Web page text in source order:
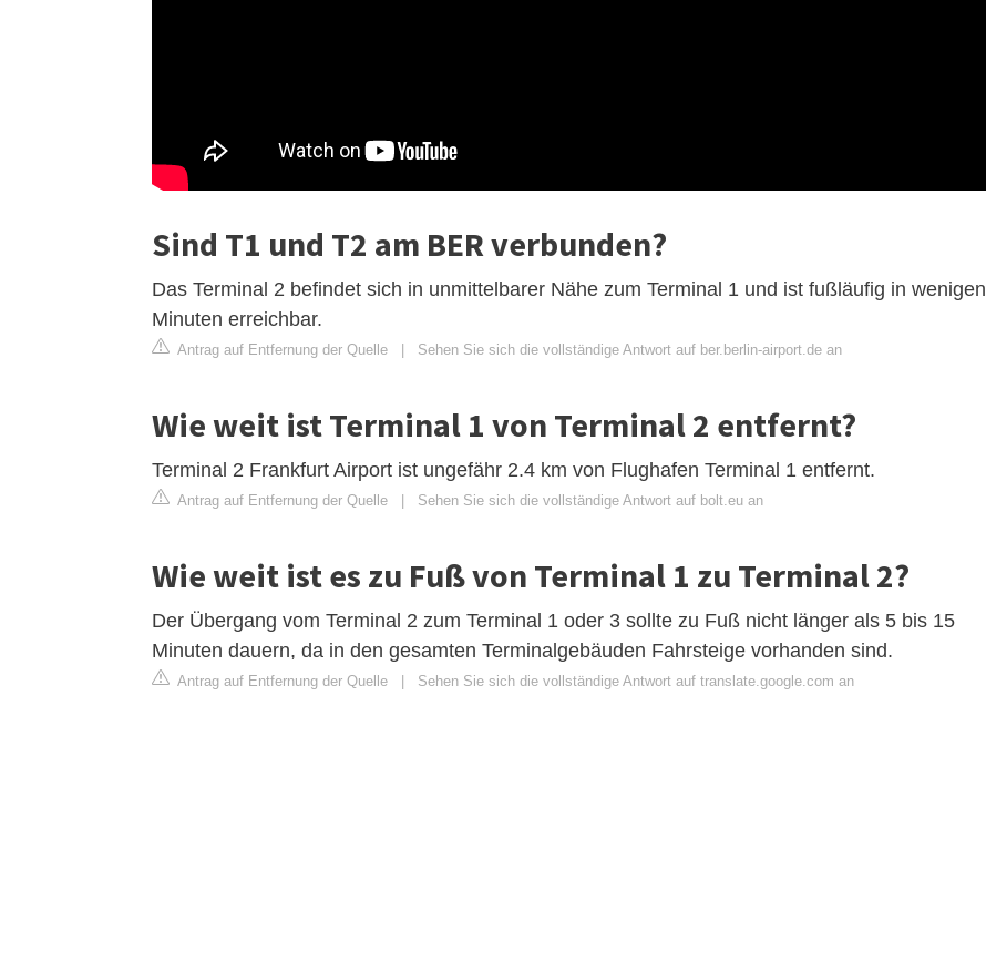
Sind T1 und T2 am BER verbunden?
Das Terminal 2 befindet sich in unmittelbarer Nähe zum Terminal 1 und ist fußläufig in wenigen
Minuten erreichbar.
Antrag auf Entfernung der Quelle | Sehen Sie sich die vollständige Antwort auf ber.berlin-airport.de an
Wie weit ist Terminal 1 von Terminal 2 entfernt?
Terminal 2 Frankfurt Airport ist ungefähr 2.4 km von Flughafen Terminal 1 entfernt.
Antrag auf Entfernung der Quelle | Sehen Sie sich die vollständige Antwort auf bolt.eu an
Wie weit ist es zu Fuß von Terminal 1 zu Terminal 2?
Der Übergang vom Terminal 2 zum Terminal 1 oder 3 sollte zu Fuß nicht länger als 5 bis 15
Minuten dauern, da in den gesamten Terminalgebäuden Fahrsteige vorhanden sind.
Antrag auf Entfernung der Quelle | Sehen Sie sich die vollständige Antwort auf translate.google.com an